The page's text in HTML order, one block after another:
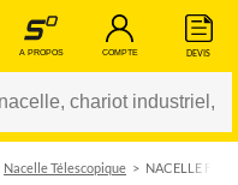
A PROPOS COMPTE DEVIS
Changer
Nacelle Télescopique NACELLE